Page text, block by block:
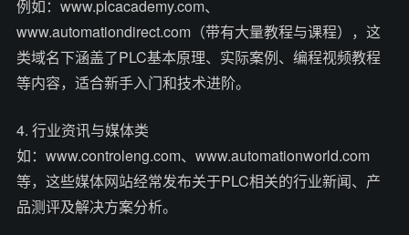
例如：www.plcacademy.com、
www.automationdirect.com（带有大量教程与课程），这
类域名下涵盖了PLC基本原理、实际案例、编程视频教程
等内容，适合新手入门和技术进阶。
4. 行业资讯与媒体类
如：www.controleng.com、www.automationworld.com
等，这些媒体网站经常发布关于PLC相关的行业新闻、产
品测评及解决方案分析。